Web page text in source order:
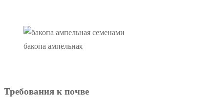
бакопа ампельная
Требования к почве